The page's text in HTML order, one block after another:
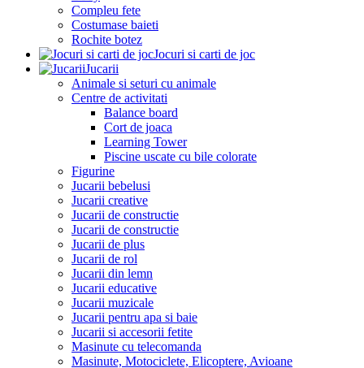
Compleu fete
Costumase baieti
Rochite botez
Jocuri si carti de joc
Jucarii
Animale si seturi cu animale
Centre de activitati
Balance board
Cort de joaca
Learning Tower
Piscine uscate cu bile colorate
Figurine
Jucarii bebelusi
Jucarii creative
Jucarii de constructie
Jucarii de constructie
Jucarii de plus
Jucarii de rol
Jucarii din lemn
Jucarii educative
Jucarii muzicale
Jucarii pentru apa si baie
Jucarii si accesorii fetite
Masinute cu telecomanda
Masinute, Motociclete, Elicoptere, Avioane